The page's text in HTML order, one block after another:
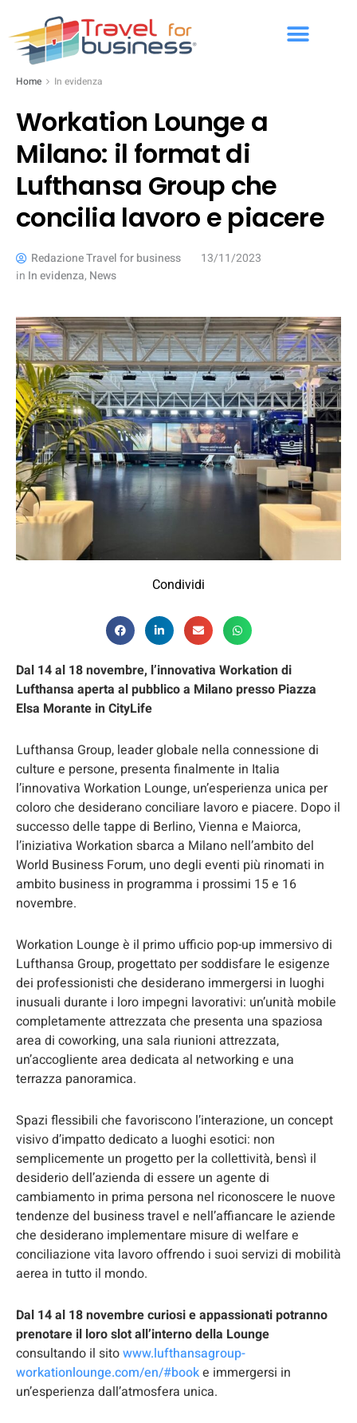
Home In evidenza
Workation Lounge a
Milano: il format di
Lufthansa Group che
concilia lavoro e piacere
Redazione Travel for business
13/11/2023
in In evidenza, News
Condividi
Dal 14 al 18 novembre, l’innovativa Workation di
Lufthansa aperta al pubblicoa Milano presso Piazza
Elsa Morante in CityLife
Lufthansa Group, leader globale nella connessione di
culture e persone, presenta finalmente in Italia
l’innovativa Workation Lounge, un’esperienza unica per
coloro che desiderano conciliare lavoro e piacere. Dopo il
successo delle tappe di Berlino, Vienna e Maiorca,
l’iniziativa Workation sbarca a Milano nell’ambito del
World Business Forum, uno degli eventi più rinomati in
ambito business in programma i prossimi 15 e 16
novembre.
Workation Lounge è il primo ufficio pop-up immersivo di
Lufthansa Group, progettato per soddisfare le esigenze
dei professionisti che desiderano immergersi in luoghi
inusuali durante i loro impegni lavorativi: un’unità mobile
completamente attrezzata che presenta una spaziosa
area di coworking, una sala riunioni attrezzata,
un’accogliente area dedicata al networking e una
terrazza panoramica.
Spazi flessibili che favoriscono l’interazione, un concept
visivo d’impatto dedicato a luoghi esotici: non
semplicemente un progetto per la collettività, bensì il
desiderio dell’azienda di essere un agente di
cambiamento in prima persona nel riconoscere le nuove
tendenze del business travel e nell’affiancare le aziende
che desiderano implementare misure di welfare e
conciliazione vita lavoro offrendo i suoi servizi di mobilità
aerea in tutto il mondo.
Dal 14 al 18 novembre curiosi e appassionati potranno
prenotare il loro slot all’interno della Lounge
consultando il sitowww.lufthansagroup-
workationlounge.com/en/#booke immergersi in
un’esperienza dall’atmosfera unica.